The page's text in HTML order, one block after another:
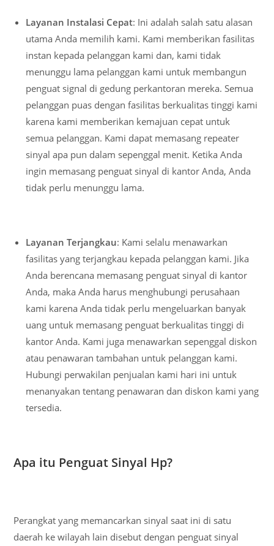
Layanan Instalasi Cepat: Ini adalah salah satu alasan
utama Anda memilih kami. Kami memberikan fasilitas
instan kepada pelanggan kami dan, kami tidak
menunggu lama pelanggan kami untuk membangun
penguat signal di gedung perkantoran mereka. Semua
pelanggan puas dengan fasilitas berkualitas tinggi kami
karena kami memberikan kemajuan cepat untuk
semua pelanggan. Kami dapat memasang repeater
sinyal apa pun dalam sepenggal menit. Ketika Anda
ingin memasang penguat sinyal di kantor Anda, Anda
tidak perlu menunggu lama.
Layanan Terjangkau: Kami selalu menawarkan
fasilitas yang terjangkau kepada pelanggan kami. Jika
Anda berencana memasang penguat sinyal di kantor
Anda, maka Anda harus menghubungi perusahaan
kami karena Anda tidak perlu mengeluarkan banyak
uang untuk memasang penguat berkualitas tinggi di
kantor Anda. Kami juga menawarkan sepenggal diskon
atau penawaran tambahan untuk pelanggan kami.
Hubungi perwakilan penjualan kami hari ini untuk
menanyakan tentang penawaran dan diskon kami yang
tersedia.
Apa itu Penguat Sinyal Hp?
Perangkat yang memancarkan sinyal saat ini di satu
daerah ke wilayah lain disebut dengan penguat sinyal